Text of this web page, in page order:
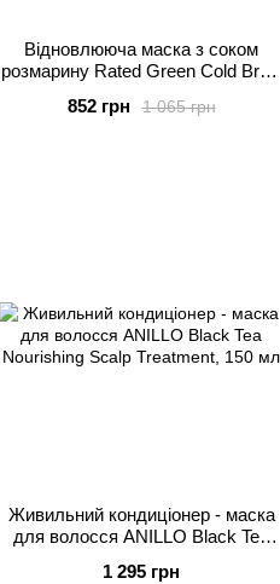
Відновлююча маска з соком
розмарину Rated Green Cold Brew
200 мл1 065 грн
852 грн
Живильний кондиціонер - маска
для волосся ANILLO Black Tea
1 295 грн